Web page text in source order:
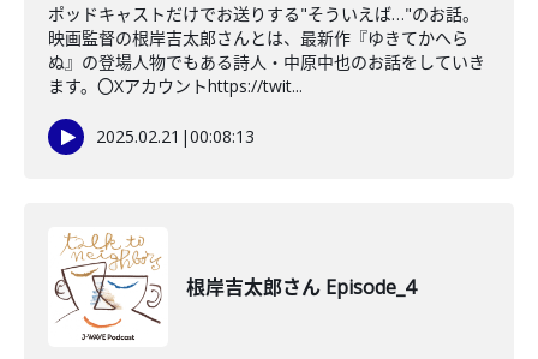
ポッドキャストだけでお送りする"そういえば…"のお話。
映画監督の根岸吉太郎さんとは、最新作『ゆきてかへら
ぬ』の登場人物でもある詩人・中原中也のお話をしていき
ます。〇Xアカウントhttps://twit...
2025.02.21 |00:08:13
根岸吉太郎さん Episode_4